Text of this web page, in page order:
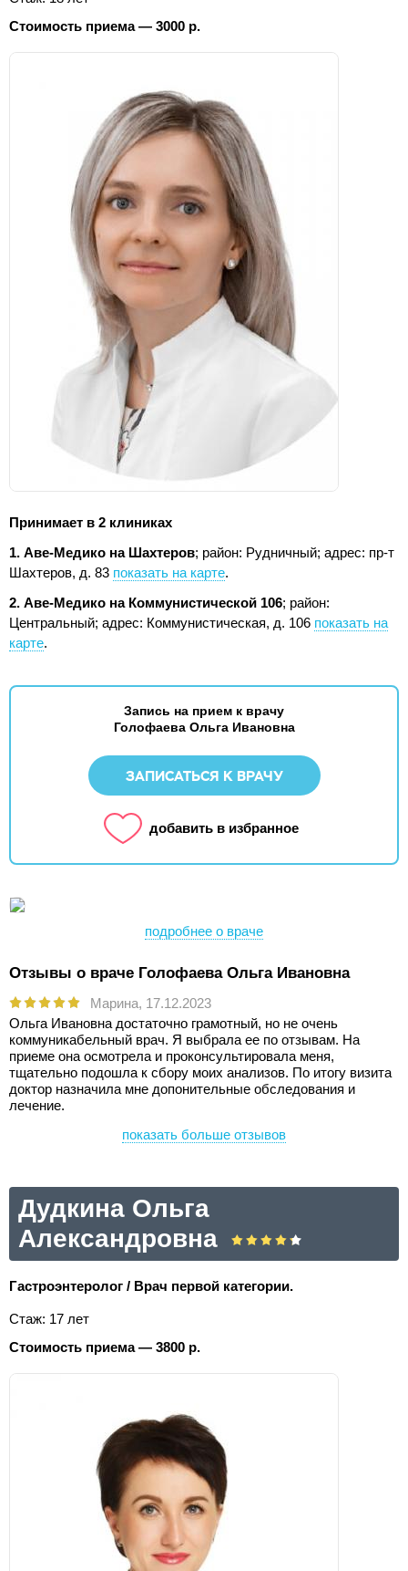
Стоимость приема — 3000 р.
Принимает в 2 клиниках
1. Аве-Медико на Шахтеров; район: Рудничный; адрес: пр-т
Шахтеров, д. 83 показать на карте.
2. Аве-Медико на Коммунистической 106; район:
Центральный; адрес: Коммунистическая, д. 106 показать на
карте.
Запись на прием к врачу
Голофаева Ольга Ивановна
ЗАПИСАТЬСЯ К ВРАЧУ
добавить в избранное
подробнее о враче
Отзывы о враче Голофаева Ольга Ивановна
Марина, 17.12.2023
Ольга Ивановна достаточно грамотный, но не очень
коммуникабельный врач. Я выбрала ее по отзывам. На
приеме она осмотрела и проконсультировала меня,
тщательно подошла к сбору моих анализов. По итогу визита
доктор назначила мне допонительные обследования и
лечение.
показать больше отзывов
Дудкина Ольга
Александровна
Гастроэнтеролог / Врач первой категории.
Стаж: 17 лет
Стоимость приема — 3800 р.